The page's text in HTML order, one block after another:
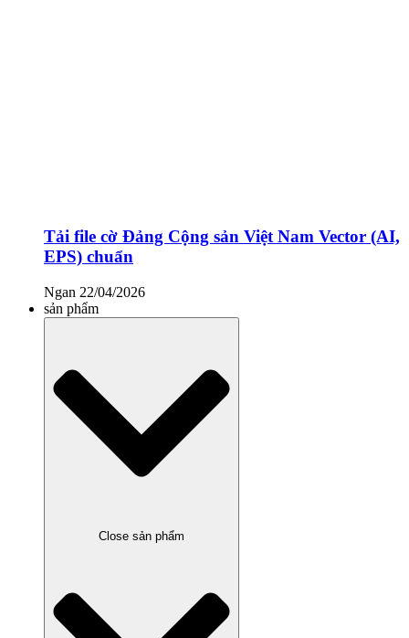
Tải file cờ Đảng Cộng sản Việt Nam Vector (AI,
EPS) chuẩn
Ngan 22/04/2026
sản phẩm
Close sản phẩm